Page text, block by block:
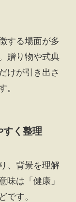
する場面が多
贈り物や式典
けが引き出さ
。
すく整理
、背景を理解
味は「健康」
です。